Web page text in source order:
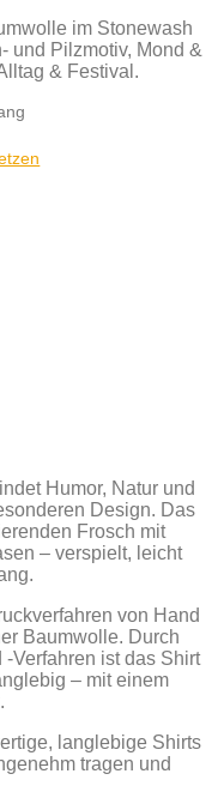
im Stonewash
und Pilzmotiv, Mond &
& Festival.
Humor, Natur und
Design. Das
Frosch mit
– verspielt, leicht
von Hand
Baumwolle. Durch
Verfahren ist das Shirt
– mit einem
langlebige Shirts
tragen und